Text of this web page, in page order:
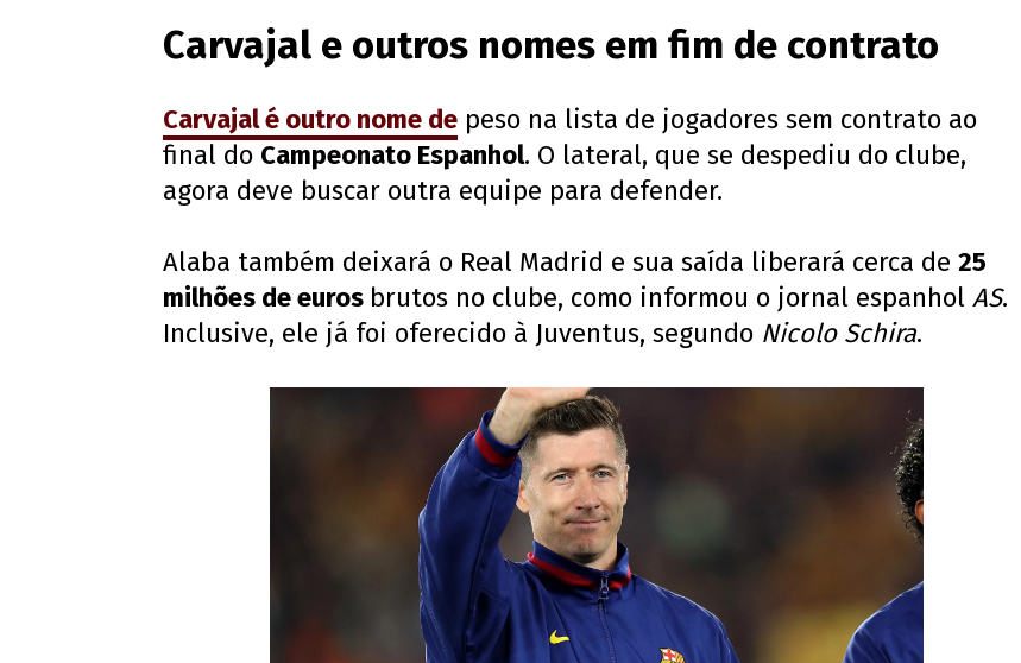
Carvajal e outros nomes em fim de contrato
Carvajalé outro nome de peso na lista de jogadores sem contrato ao
final do Campeonato Espanhol. O lateral, que se despediu do clube,
agora deve buscar outra equipe para defender.
Alaba também deixará o Real Madrid e sua saída liberará cerca de 25
milhões de euros brutos no clube, como informou o jornal espanhol AS.
Inclusive, ele já foi oferecido à Juventus, segundo Nicolo Schira.